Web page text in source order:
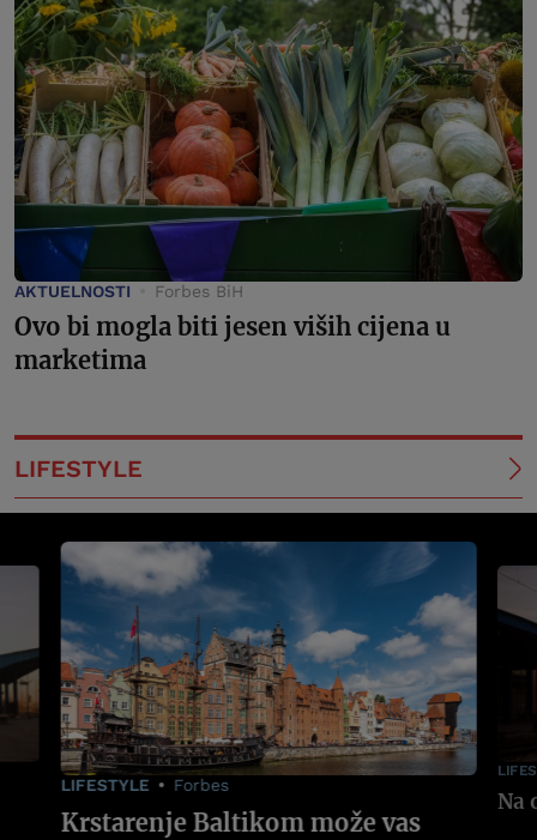
AKTUELNOSTI Forbes BiH
Ovo bi mogla biti jesen viših cijena u
marketima
LIFESTYLE
LIFESTYLE Forbes
Krstarenje Baltikom može vas